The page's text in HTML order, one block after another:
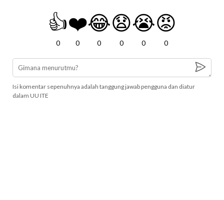
👍
0
❤️
0
😂
0
😧
0
😭
0
😡
0
Isi komentar sepenuhnya adalah tanggung jawab pengguna dan diatur
dalam UU ITE